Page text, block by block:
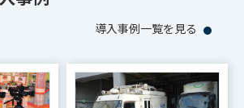
導入事例一覧を見る